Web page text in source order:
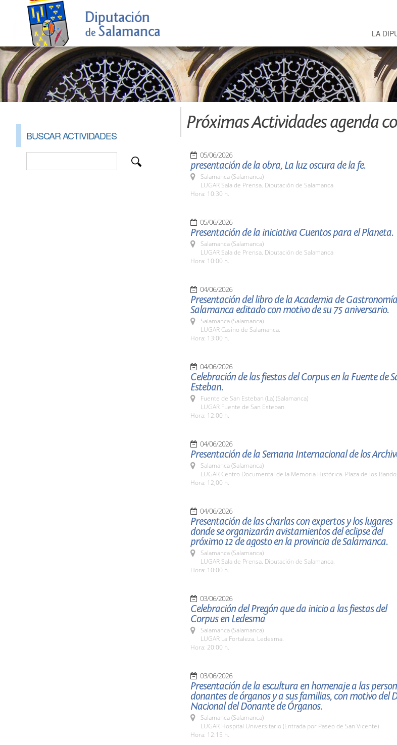
LA
BUSCAR ACTIVIDADES
Próximas Actividades agenda
05/06/2026
presentación de la obra, La luz oscura de la fe.
Salamanca (Salamanca)
LUGAR Sala de Prensa. Diputación de Salamanca
Hora: 10:30 h.
05/06/2026
Presentación de la iniciativa Cuentos para el Planeta.
Salamanca (Salamanca)
LUGAR Sala de Prensa. Diputación de Salamanca
Hora: 10:00 h.
04/06/2026
Presentación del libro de la Academia de
Salamanca editado con motivo de su 75 aniversario.
Salamanca (Salamanca)
LUGAR Casino de Salamanca.
Hora: 13:00 h.
04/06/2026
Celebración de las fiestas del Corpus en la Fuente de
Esteban.
Fuente de San Esteban (La) (Salamanca)
LUGAR Fuente de San Esteban
Hora: 12:00 h.
04/06/2026
Presentación de la Semana Internacional de los
Salamanca (Salamanca)
LUGAR Centro Documental de la Memoria Histórica. Plaza de los
Hora: 12,00 h.
04/06/2026
Presentación de las charlas con expertos y los lugares
donde se organizarán avistamientos del eclipse del
próximo 12 de agosto en la provincia de Salamanca.
Salamanca (Salamanca)
LUGAR Sala de Prensa. Diputación de Salamanca.
Hora: 10:00 h.
03/06/2026
Celebración del Pregón que da inicio a las fiestas del
Corpus en Ledesma
Salamanca (Salamanca)
LUGAR La Fortaleza. Ledesma.
Hora: 20:00 h.
03/06/2026
Presentación de la escultura en homenaje a las
donantes de órganos y a sus familias, con motivo del
Nacional del Donante de Órganos.
Salamanca (Salamanca)
LUGAR Hospital Universitario (Entrada por Paseo de San Vicente)
Hora: 12:15 h.